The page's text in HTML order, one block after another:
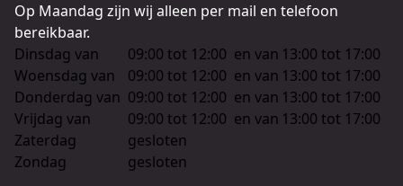
Op Maandag zijn wij alleen per mail en telefoon
bereikbaar.
Dinsdag van
09:00 tot 12:00 en van 13:00 tot 17:00
Woensdag van
09:00 tot 12:00 en van 13:00 tot 17:00
Donderdag van 09:00 tot 12:00 en van 13:00 tot 17:00
Vrijdag van
09:00 tot 12:00 en van 13:00 tot 17:00
Zaterdag
gesloten
Zondag
gesloten